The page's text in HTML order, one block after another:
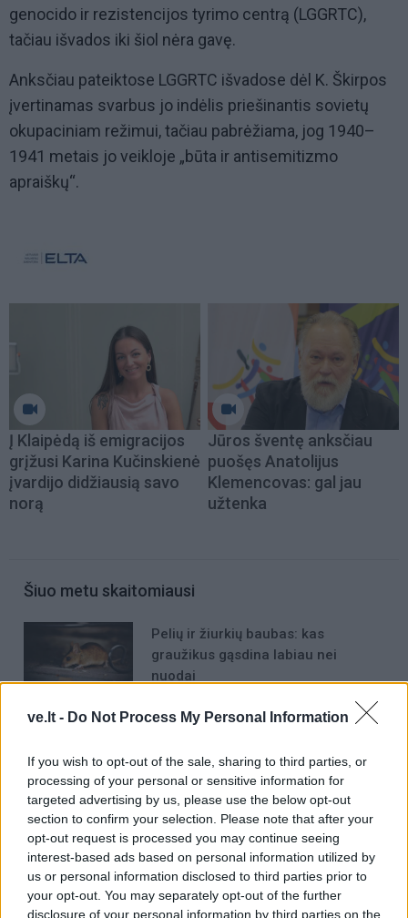
ve.lt - Do Not Process My Personal Information
If you wish to opt-out of the sale, sharing to third parties, or
processing of your personal or sensitive information for
targeted advertising by us, please use the below opt-out
section to confirm your selection. Please note that after your
opt-out request is processed you may continue seeing
interest-based ads based on personal information utilized by
us or personal information disclosed to third parties prior to
your opt-out. You may separately opt-out of the further
disclosure of your personal information by third parties on the
genocido ir rezistencijos tyrimo centrą (LGGRTC),
tačiau išvados iki šiol nėra gavę.
Anksčiau pateiktose LGGRTC išvadose dėl K. Škirpos
įvertinamas svarbus jo indėlis priešinantis sovietų
okupaciniam režimui, tačiau pabrėžiama, jog 1940–
1941 metais jo veikloje „būta ir antisemitizmo
apraiškų“.
Į Klaipėdą iš emigracijos
grįžusi Karina Kučinskienė
įvardijo didžiausią savo
norą
Jūros šventę anksčiau
puošęs Anatolijus
Klemencovas: gal jau
užtenka
Šiuo metu skaitomiausi
Pelių ir žiurkių baubas: kas
graužikus gąsdina labiau nei
nuodai
Kam reikalingas trečiasis skalbimo
sumaišo
Rekordiškai nusekęs Dunojus
atidengė II pasaulinio karo laikų
radinius